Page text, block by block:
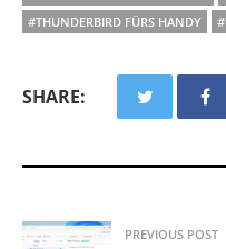
#THUNDERBIRD FÜRS HANDY
SHARE:
PREVIOUS POST